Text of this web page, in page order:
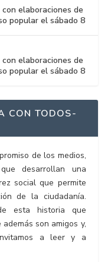
elaboraciones de
popular el sábado 8
elaboraciones de
popular el sábado 8
CON TODOS-
de los medios,
desarrollan una
social que permite
de la ciudadanía.
esta historia que
son amigos y,
a leer y a